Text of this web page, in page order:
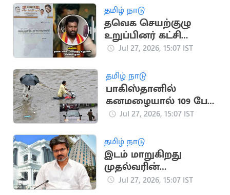
தமிழ் நாடு
தவெக செயற்குழு
உறுப்பினர் கட்சி
பொறுப்பில் இருந்து
Jul 27, 2026, 15:07 IST
தமிழ் நாடு
பாகிஸ்தானில்
கனமழையால் 109 பேர்
பலி,
பாதிப்பு
Jul 27, 2026, 15:07 IST
தமிழ் நாடு
இடம் மாறுகிறது
முதல்வரின்
அலுவலகம்..
Jul 27, 2026, 15:07 IST